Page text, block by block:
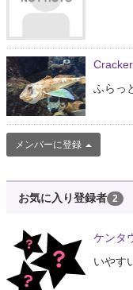
ふらっ
メンバーに登録
お気に入り登録者 2
ケンタ
いやす